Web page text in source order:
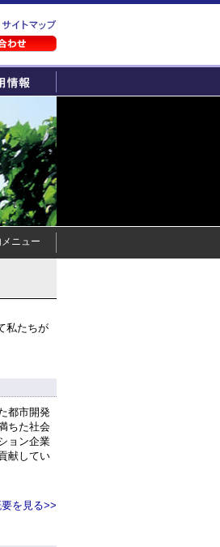
ニュー
私たちが
都市開発
ちた社会
ョン企業
献してい
を見る>>